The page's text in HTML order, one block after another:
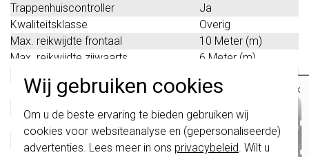
Wij gebruiken cookies
Om u de beste ervaring te bieden gebruiken wij
cookies voor websiteanalyse en (gepersonaliseerde)
advertenties. Lees meer in ons privacybeleid. Wilt u
Trappenhuiscontroller
Ja
Kwaliteitsklasse
Overig
Max. reikwijdte frontaal
10 Meter (m)
Max. reikwijdte zijwaarts
6 Meter (m)
Bussysteem radiofrequent
Nee
Overig
×
schakelwippen zijn vernieuwd. Ze zijn
niette combineren met de schakelaars
van vóór augustus 2024.